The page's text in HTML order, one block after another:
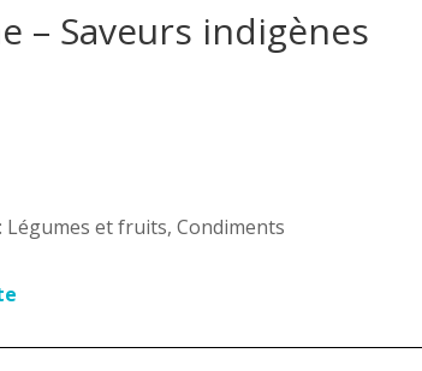
– Saveurs indigènes
Légumes et fruits, Condiments